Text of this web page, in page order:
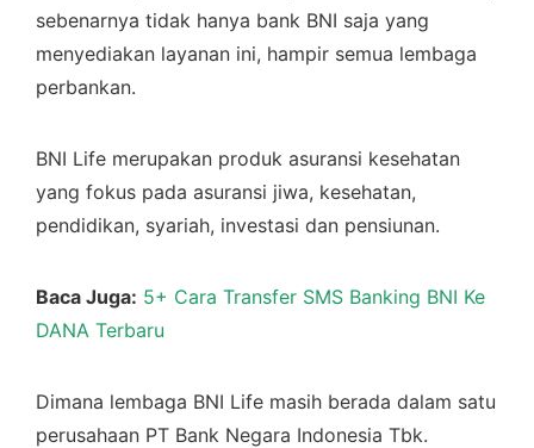
sebenarnya tidak hanya bank BNI saja yang
menyediakan layanan ini, hampir semua lembaga
perbankan.
BNI Life merupakan produk asuransi kesehatan
yang fokus pada asuransi jiwa, kesehatan,
pendidikan, syariah, investasi dan pensiunan.
Baca Juga: 5+ Cara Transfer SMS Banking BNI Ke
DANA Terbaru
Dimana lembaga BNI Life masih berada dalam satu
perusahaan PT Bank Negara Indonesia Tbk.